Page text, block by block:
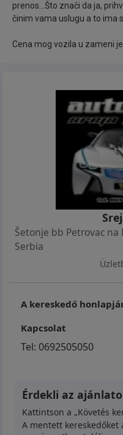
pažnju svih prolaznika
Pokreće ga izvanredni
motor od 74kw i 100
besprekorno. Poznat
jeftinoj ceni samog
Jako mali potrošač,
Centralnu bravu,
zaključavanje, 2 Kod
prozora napred,
prenos...Što znači da ja,
činim vama uslugu a to ima
Cena mog vozila u zameni je
Šetonje bb Petrovac na
Serbia
A kereskedő
Kapcsolat
Tel: 0692505050
Érdekli az
Kattintson a „Követés
A mentett kereskedőket